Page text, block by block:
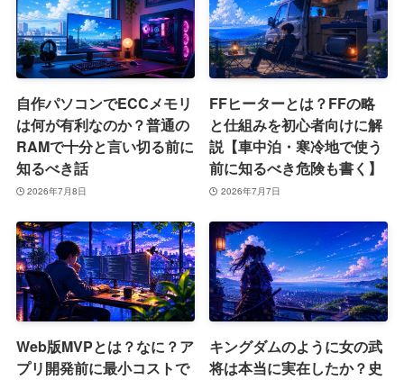
自作パソコンでECCメモリ
は何が有利なのか？普通の
RAMで十分と言い切る前に
知るべき話
2026年7月8日
FFヒーターとは？FFの略
と仕組みを初心者向けに解
説【車中泊・寒冷地で使う
前に知るべき危険も書く】
2026年7月7日
Web版MVPとは？なに？ア
プリ開発前に最小コストで
キングダムのように女の武
将は本当に実在したか？史